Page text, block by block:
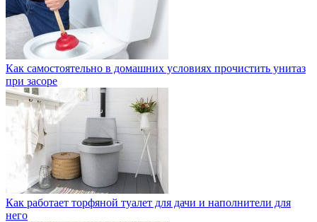
Как самостоятельно в домашних условиях прочистить унитаз
при засоре
Как работает торфяной туалет для дачи и наполнители для
него